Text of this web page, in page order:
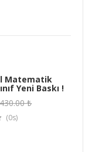
Matematik
Yeni Baskı !
430.00₺
(0s)